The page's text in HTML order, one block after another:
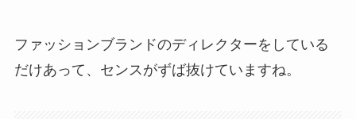
ファッションブランドのディレクターをしている
だけあって、センスがずば抜けていますね。